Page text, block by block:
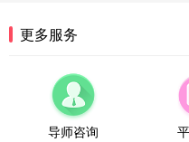
山东-青岛
微信用户
更多服务
导师咨询